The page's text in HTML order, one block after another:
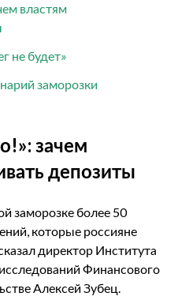
властям
не будет»
заморозки
зачем
депозиты
заморозке более 50
которые россияне
директор Института
Финансового
Алексей Зубец.